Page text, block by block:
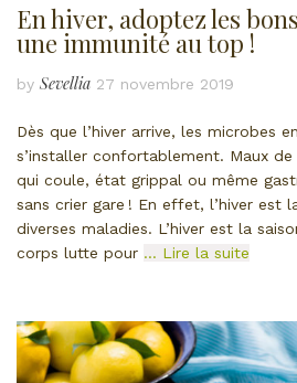
En hiver, adoptez les
une immunité au top !
by Sevellia 27 novembre 2019
Dès que l’hiver arrive, les microbes
s’installer confortablement. Maux
qui coule, état grippal ou même
sans crier gare ! En effet, l’hiver est
diverses maladies. L’hiver est la
corps lutte pour … Lire la suite